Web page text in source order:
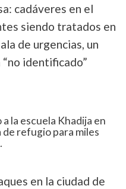
cadáveres en el
siendo tratados en
de urgencias, un
identificado”
la escuela Khadija en
de refugio para miles
en la ciudad de